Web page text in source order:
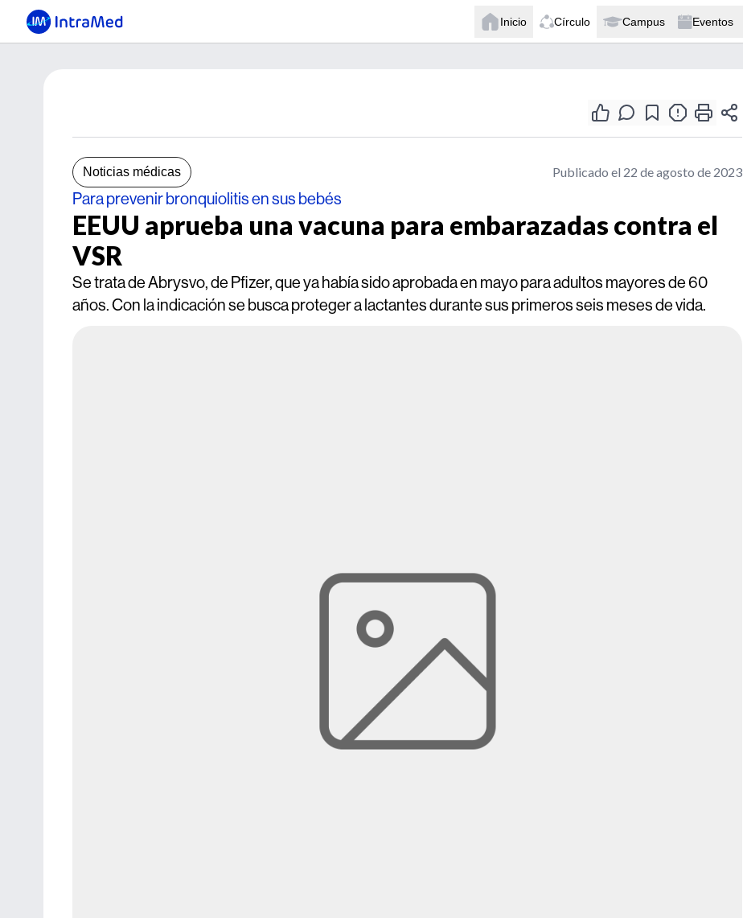
Inicio Círculo Campus Eventos
Noticias médicas Publicado el 22 de agosto de 2023
Para prevenir bronquiolitis en sus bebés
EEUU aprueba una vacuna para embarazadas contra el
VSR
Se trata de Abrysvo, de Pfizer, que ya había sido aprobada en mayo para adultos mayores de 60
años. Con la indicación se busca proteger a lactantes durante sus primeros seis meses de vida.